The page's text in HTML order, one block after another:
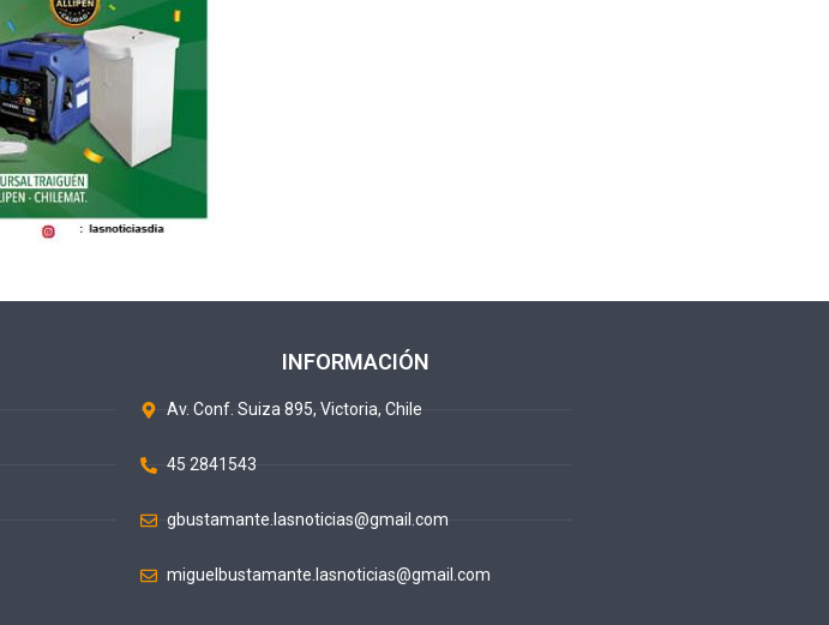
INFORMACIÓN
Av. Conf. Suiza 895, Victoria, Chile
45 2841543
gbustamante.lasnoticias@gmail.com
miguelbustamante.lasnoticias@gmail.com